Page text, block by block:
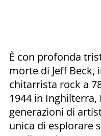
È con profonda
morte di Jeff Beck,
chitarrista rock a
1944 in
generazioni di
unica di esplorare